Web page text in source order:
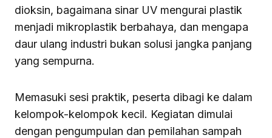
dioksin, bagaimana sinar UV mengurai plastik
menjadi mikroplastik berbahaya, dan mengapa
daur ulang industri bukan solusi jangka panjang
yang sempurna.
Memasuki sesi praktik, peserta dibagi ke dalam
kelompok-kelompok kecil. Kegiatan dimulai
dengan pengumpulan dan pemilahan sampah